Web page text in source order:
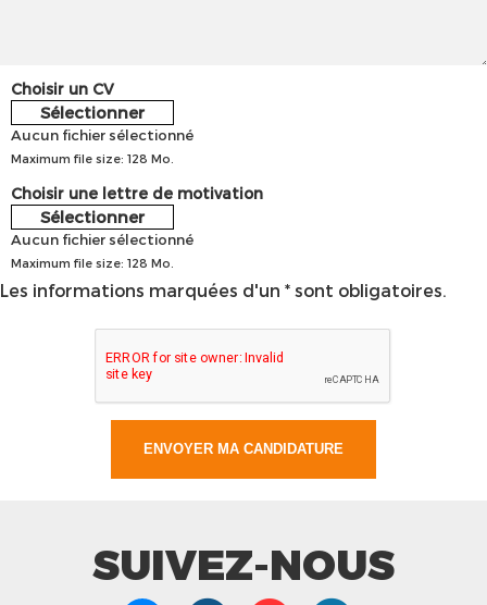
Choisir un CV
Sélectionner
Aucun fichier sélectionné
Maximum file size: 128 Mo.
Choisir une lettre de motivation
Sélectionner
Aucun fichier sélectionné
Maximum file size: 128 Mo.
Les informations marquées d'un * sont obligatoires.
SUIVEZ-NOUS